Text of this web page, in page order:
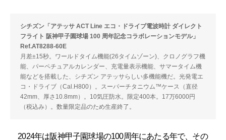
シチズン「アテッサ ACT Line エコ・ドライブ電波時計 ダイレクト
フライト 阪神甲子園球場 100 周年記念コラボレーションモデル」
Ref.AT8288-60E
月差±15秒。ワールドタイム機能(26タイムゾーン)、クロノグラフ機
能、パーペチュアルカレンダー、充電量表示機能、サマータイム機
能などを搭載した、シチズン アテッサらしい多機能機だ。光発電エ
コ・ドライブ（Cal.H800）。スーパーチタニウム™︎ケース（直径
42mm、厚さ10.8mm）。10気圧防水。限定400本。17万6000円
（税込み）。数量限定品のため生産終了。
2024年は阪神甲子園球場の100周年にあたる年で、その